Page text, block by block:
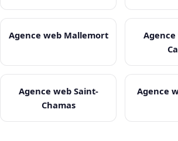
Agence web Mallemort
Agence web Saint-
Chamas
Agence